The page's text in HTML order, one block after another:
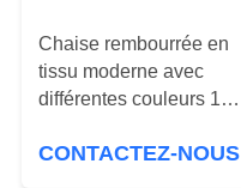
PLAN
DU
Chaise rembourrée en
tissu moderne avec
différentes couleurs 1
CONTACTEZ-NOUS